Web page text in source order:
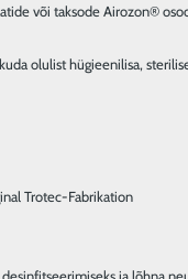
või taksode Airozon®
olulist hügieenilisa,
Trotec-Fabrikation
ja lõhna